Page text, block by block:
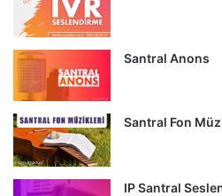
Santral Anons
Santral Fon
IP Santral